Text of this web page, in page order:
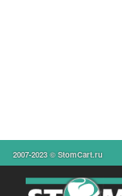
2007-2023 © StomCart.ru